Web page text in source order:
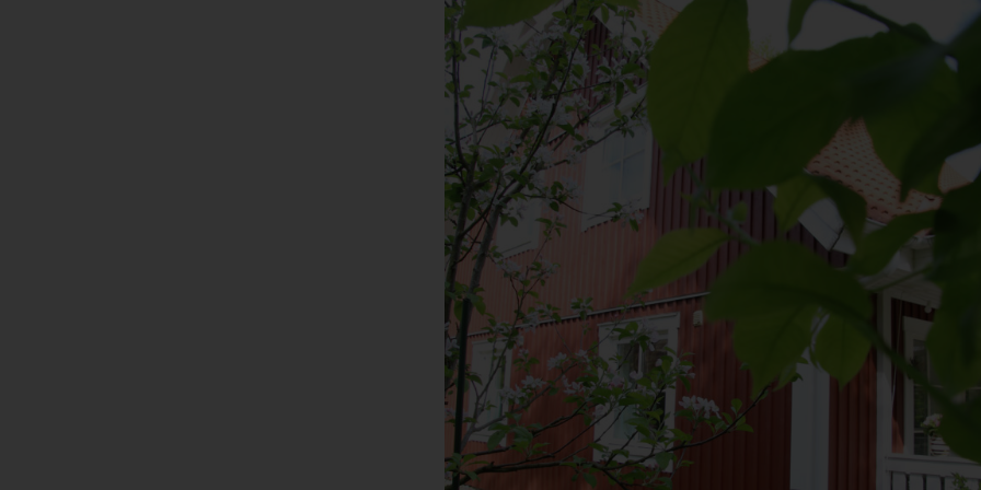
Verantwortlicher im Sinne der Datenschutz-Grundverordnung, sonstiger in
den Mitgliedstaaten der Europäischen Union geltenden
und anderer Bestimmungen mit datenschutzrechtlichem Charakter ist:
Röda Hus
Marcus Klose
Beckedorfer Straße 9a
28755 Bremen - Deutschland
Telefon: 0421-83000770
Fax: 0421-83000779
E-Mail:
UST-ID: DE254087433
Cookies
Die Internetseiten verwenden Cookies. Cookies sind Textdateien, welche
über einen Internetbrowser auf einem Computersystem abgelegt und